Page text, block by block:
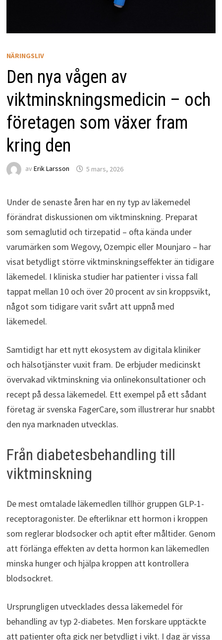
NÄRINGSLIV
Den nya vågen av
viktminskningsmedicin – och
företagen som växer fram
kring den
av Erik Larsson 5 mars, 2026
Under de senaste åren har en ny typ av läkemedel
förändrat diskussionen om viktminskning. Preparat
som semaglutid och tirzepatid – ofta kända under
varumärken som Wegovy, Ozempic eller Mounjaro – har
visat betydligt större viktminskningseffekter än tidigare
läkemedel. I kliniska studier har patienter i vissa fall
tappat mellan 10 och över 20 procent av sin kroppsvikt,
något som tidigare varit svårt att uppnå med
läkemedel.
Samtidigt har ett nytt ekosystem av digitala kliniker
och hälsotjänster vuxit fram. De erbjuder medicinskt
övervakad viktminskning via onlinekonsultationer och
recept på dessa läkemedel. Ett exempel på ett sådant
företag är svenska FagerCare, som illustrerar hur snabbt
den nya marknaden utvecklas.
Från diabetesbehandling till
viktminskning
De mest omtalade läkemedlen tillhör gruppen GLP-1-
receptoragonister. De efterliknar ett hormon i kroppen
som reglerar blodsocker och aptit efter måltider. Genom
att förlänga effekten av detta hormon kan läkemedlen
minska hunger och hjälpa kroppen att kontrollera
blodsockret.
Ursprungligen utvecklades dessa läkemedel för
behandling av typ 2-diabetes. Men forskare upptäckte
att patienter ofta gick ner betydligt i vikt. I dag är vissa